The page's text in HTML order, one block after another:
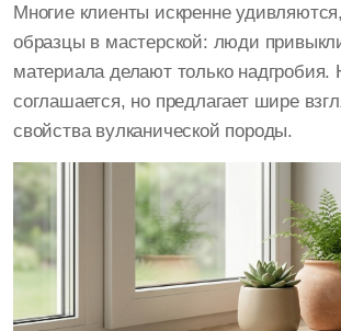
Многие клиенты искренне
образцы в мастерской: люди
материала делают только надгробия.
соглашается, но предлагает шире
свойства вулканической породы.